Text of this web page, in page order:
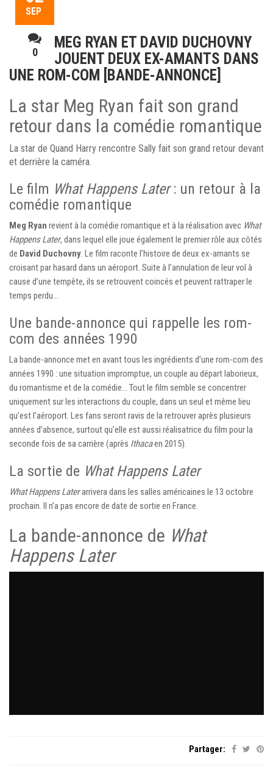
SEP
0
MEG RYAN ET DAVID DUCHOVNY
JOUENT DEUX EX-AMANTS DANS
UNE ROM-COM [BANDE-ANNONCE]
La star Meg Ryan fait son grand
retour dans la comédie romantique
La star de Quand Harry rencontre Sally fait son grand retour devant
et derrière la caméra.
Le film What Happens Later: un retour à la
comédie romantique
Meg Ryan revient à la comédie romantique et à la réalisation avec What
Happens Later, dans lequel elle joue également le premier rôle aux côtés
de David Duchovny. Le film raconte l’histoire de deux ex-amants se
croisant par hasard dans un aéroport. Suite à l’annulation de leur vol à
cause d’une tempête, ils se retrouvent coincés et peuvent rattraper le
temps perdu…
Une bande-annonce qui rappelle les rom-
com des années 1990
La bande-annonce met en avant tous les ingrédients d’une rom-com des
années 1990 : une situation impromptue, un couple au départ laborieux,
du romantisme et de la comédie… Tout le film semble se concentrer
uniquement sur les interactions du couple, dans un seul et même lieu
qu’est l’aéroport. Les fans seront ravis de la retrouver après plusieurs
années d’absence, surtout qu’elle est aussi réalisatrice du film pour la
seconde fois de sa carrière (après Ithacaen 2015).
La sortie de What Happens Later
What Happens Laterarrivera dans les salles américaines le 13 octobre
prochain. Il n’a pas encore de date de sortie en France.
La bande-annonce de What
Happens Later
Partager: